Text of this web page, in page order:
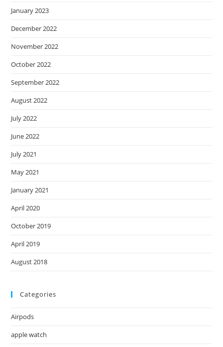
January 2023
December 2022
November 2022
October 2022
September 2022
August 2022
July 2022
June 2022
July 2021
May 2021
January 2021
April 2020
October 2019
April 2019
August 2018
Categories
Airpods
apple watch